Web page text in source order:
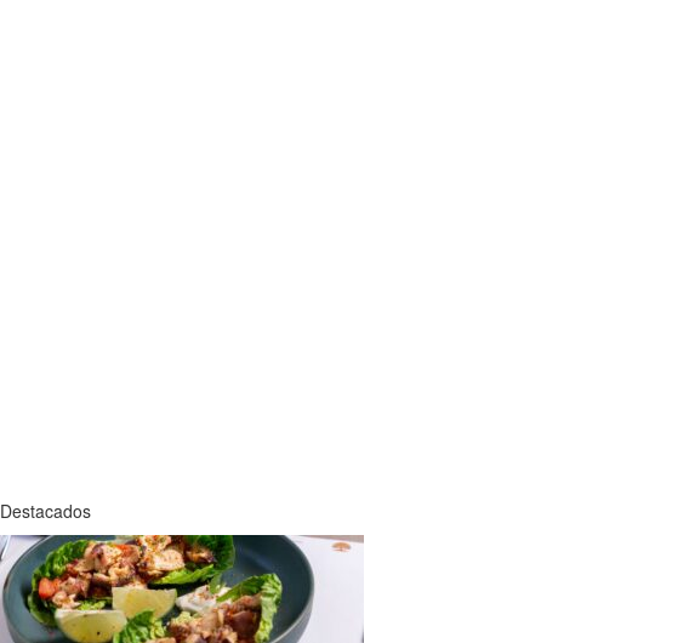
Destacados